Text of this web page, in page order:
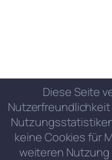
Diese Seite
keine Cookies für
weiteren Nutzung